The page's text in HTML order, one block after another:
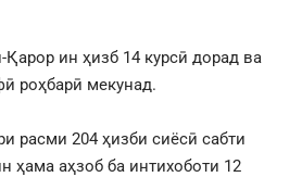
ин ҳизб 14 курсӣ дорад ва
роҳбарӣ мекунад.
расми 204 ҳизби сиёсӣ сабти
ҳама аҳзоб ба интихоботи 12